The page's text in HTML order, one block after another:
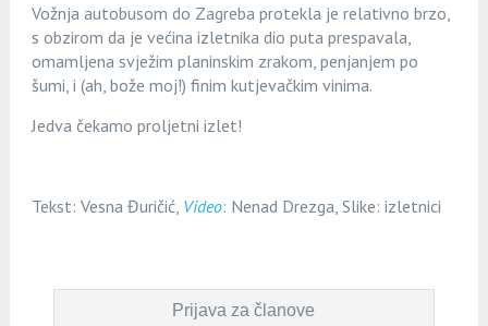
Vožnja autobusom do Zagreba protekla je relativno brzo,
s obzirom da je većina izletnika dio puta prespavala,
omamljena svježim planinskim zrakom, penjanjem po
šumi, i (ah, bože moj!) finim kutjevačkim vinima.
Jedva čekamo proljetni izlet!
Tekst: Vesna Đuričić, Video: Nenad Drezga, Slike: izletnici
Prijava za članove